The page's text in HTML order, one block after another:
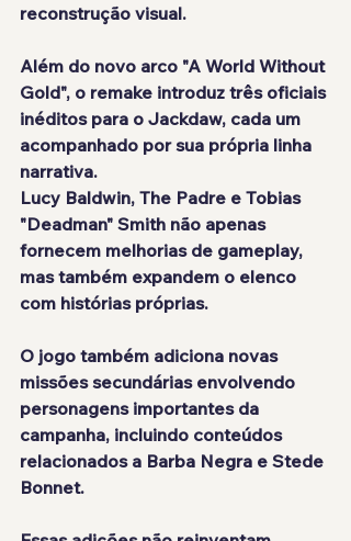
reconstrução visual.
Além do novo arco "A World Without
Gold", o remake introduz três oficiais
inéditos para o Jackdaw, cada um
acompanhado por sua própria linha
narrativa.
Lucy Baldwin, The Padre e Tobias
"Deadman" Smith não apenas
fornecem melhorias de gameplay,
mas também expandem o elenco
com histórias próprias.
O jogo também adiciona novas
missões secundárias envolvendo
personagens importantes da
campanha, incluindo conteúdos
relacionados a Barba Negra e Stede
Bonnet.